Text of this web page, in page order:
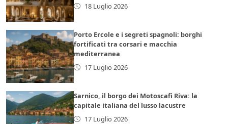
18 Luglio 2026
Porto Ercole e i segreti spagnoli: borghi
fortificati tra corsari e macchia
mediterranea
17 Luglio 2026
Sarnico, il borgo dei Motoscafi Riva: la
capitale italiana del lusso lacustre
17 Luglio 2026